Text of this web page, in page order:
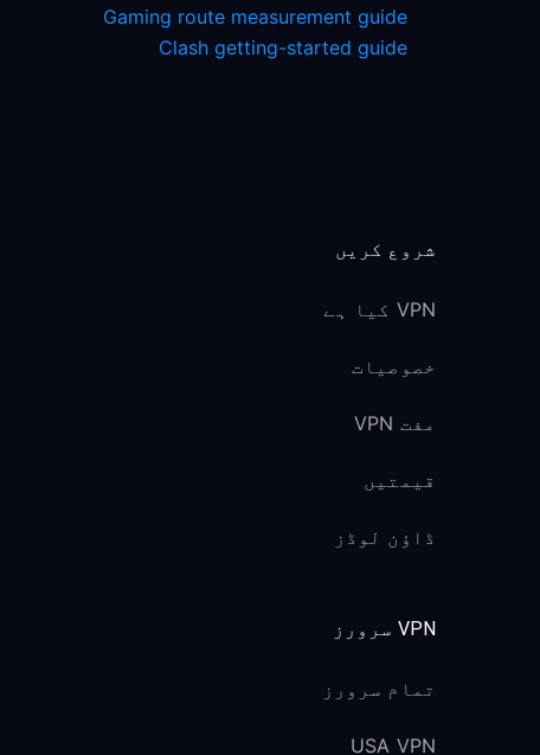
Gaming route measurement guide
Clash getting-started guide
شروع کریں
VPN کیا ہے
خصوصیات
مفت VPN
قیمتیں
ڈاؤن لوڈز
VPN سرورز
تمام سرورز
USA VPN